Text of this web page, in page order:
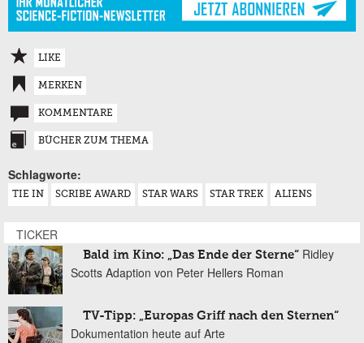
LIKE
MERKEN
KOMMENTARE
BÜCHER ZUM THEMA
Schlagworte:
TIE IN SCRIBE AWARD STAR WARS STAR TREK ALIENS
TICKER
Bald im Kino: „Das Ende der Sterne“ Ridley
Scotts Adaption von Peter Hellers Roman
TV-Tipp: „Europas Griff nach den Sternen“
Dokumentation heute auf Arte